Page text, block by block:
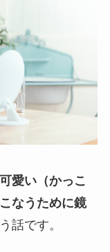
愛い（かっこ
なうために鏡
話です。